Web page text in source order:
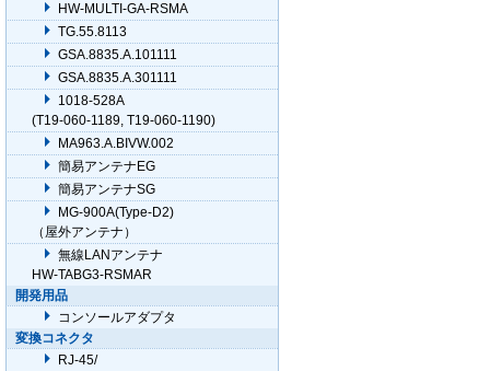
HW-MULTI-GA-RSMA
TG.55.8113
GSA.8835.A.101111
GSA.8835.A.301111
1018-528A
(T19-060-1189, T19-060-1190)
MA963.A.BIVW.002
簡易アンテナEG
簡易アンテナSG
MG-900A(Type-D2)
（屋外アンテナ）
無線LANアンテナ
HW-TABG3-RSMAR
開発用品
コンソールアダプタ
変換コネクタ
RJ-45/